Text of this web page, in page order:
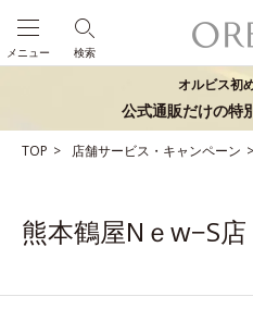
検索
メニュー
オルビス初
公式通販だけの特
TOP 店舗サービス・キャンペーン
熊本鶴屋Nｅw−S店